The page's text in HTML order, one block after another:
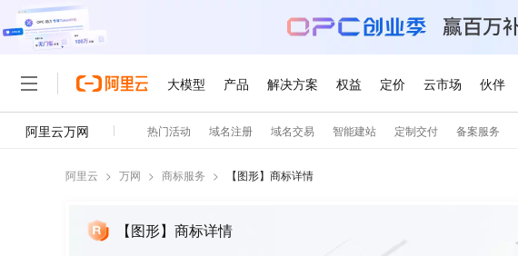
阿里云 > 万网 > 商标服务 > 【图形】商标详情
【图形】商标详情